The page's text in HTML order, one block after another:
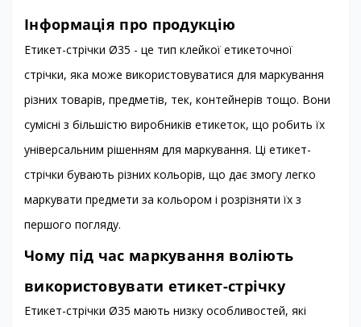
Інформація про продукцію
Етикет-стрічки Ø35 - це тип клейкої етикеточної
стрічки, яка може використовуватися для маркування
різних товарів, предметів, тек, контейнерів тощо. Вони
сумісні з більшістю виробників етикеток, що робить їх
універсальним рішенням для маркування. Ці етикет-
стрічки бувають різних кольорів, що дає змогу легко
маркувати предмети за кольором і розрізняти їх з
першого погляду.
Чому під час маркування воліють
використовувати етикет-стрічку
Етикет-стрічки Ø35 мають низку особливостей, які